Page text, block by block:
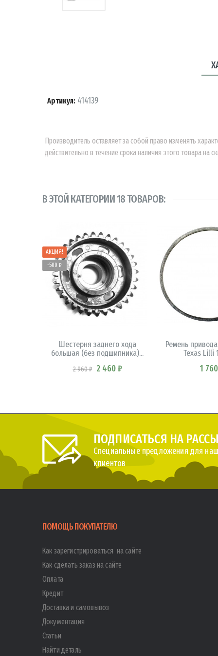
Артикул: 414139
Производитель оставляет за собой право изменять
действительно в течение срока наличия этого товара на
В ЭТОЙ КАТЕГОРИИ 18 ТОВАРОВ:
-500 ₽
АКЦИЯ!
Шестерня заднего хода
большая (без подшипника)...
2 960 ₽ 2 460 ₽
В КОРЗИНУ
Ремень
Texas Lilli
1
В
ПОДПИСАТЬСЯ НА
Специальные предложения для
клиентов
ПОМОЩЬ ПОКУПАТЕЛЮ
Как зарегистрироваться на сайте
Как сделать заказ на сайте
Оплата
Кредит
Доставка и самовывоз
Документация
Статьи
Найти деталь